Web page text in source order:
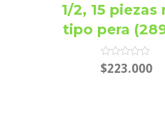
1/2, 15 piezas
tipo pera
Rated
0
$223.000